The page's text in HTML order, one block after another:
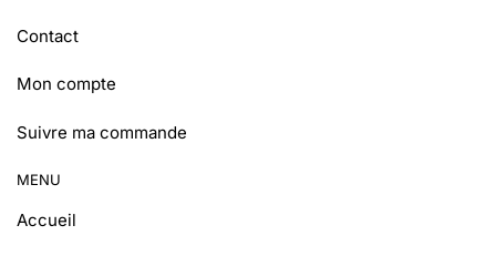
Contact
Mon compte
Suivre ma commande
MENU
Accueil